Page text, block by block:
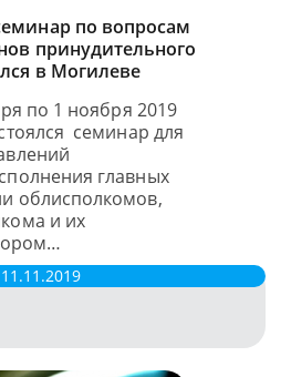
по вопросам
принудительного
в Могилеве
по 1 ноября 2019
семинар для
главных
облисполкомов,
и их
11.11.2019